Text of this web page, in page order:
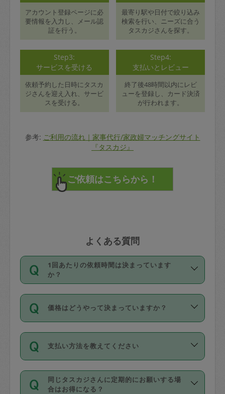
アカウント登録ページに必
要情報を入力し、メール認
証を行う。
最寄り駅や日付で絞り込み
検索を行い、ニーズに合う
タスカジさんを探す。
Step3:
サービスを受ける
依頼予約した日時にタスカ
ジさんを迎え入れ、サービ
スを受ける。
Step4:
支払いとレビュー
終了後48時間以内にレビ
ューを登録し、カード決済
が行われます。
参考: ご利用の流れ｜家事代行/家政婦マッチングサイト
『タスカジ』
よくある質問
1回あたりの依頼時間は決まっています
か？
依頼1回につき3時間固定です。3時間を
超えて依頼したい場合は、延長機能をご
利用ください。機能をご利用いただくに
の上事前申請することが必要です。な
お、3時間を下回っても、値引き等はござ
いません。
価格はどうやって決まっていますか？
11種類の価格帯の中からタスカジさん自
身が価格を選んで設定しています。
タスカジさんの価格設定には最初は制限
があり、レビュー件数、レビューの平均
値、などで除々に設定可能な最高額が上
支払い方法を教えてください
お支払方法はクレジットカード（Visa／
Master／JCB／AMERICAN EXPRESS／
同じタスカジさんに定期的にお願いする場
合はお得になる？